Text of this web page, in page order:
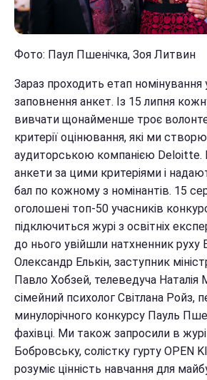
Фото: Паул Пшенічка, Зоя Литвин
Зараз проходить етап номінування
заповнення анкет. Із 15 липня
вивчати щонайменше троє
критерії оцінювання, які ми
аудиторською компанією Deloitte.
анкети за цими критеріями і
бал по кожному з номінантів. 15
оголошені топ-50 учасників
підключиться журі з освітніх
до нього увійшли натхненник руху
Олександр Елькін, заступник
Павло Хобзей, телеведуча Наталія
сімейний психолог Світлана Ройз,
минулорічного конкурсу Пауль
фахівці. Ми також запросили в
Бобровську, солістку гурту OPEN
розуміє цінність навчання для